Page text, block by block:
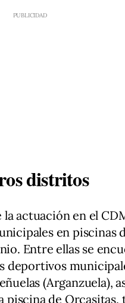
distritos
actuación en el
en piscinas
Entre ellas se
deportivos
(Arganzuela),
de Orcasitas,